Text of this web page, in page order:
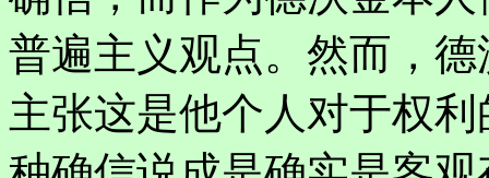
普遍主义观点。然而，
主张这是他个人对于权